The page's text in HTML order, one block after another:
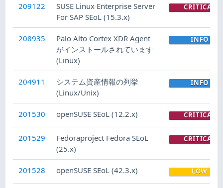
209122
SUSE Linux Enterprise Server
For SAP SEoL (15.3.x)
CRITICAL
208935
Palo Alto Cortex XDR Agent
がインストールされています
(Linux)
INFO
204911
システム資産情報の列挙
(Linux/Unix)
INFO
201530 openSUSE SEoL (12.2.x) CRITICAL
201529
Fedoraproject Fedora SEoL
(25.x)
CRITICAL
201528 openSUSE SEoL (42.3.x) LOW